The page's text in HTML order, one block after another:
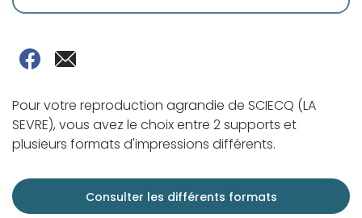
Pour votre reproduction agrandie de SCIECQ (LA
SEVRE), vous avez le choix entre 2 supports et
plusieurs formats d'impressions différents.
Consulter les différents formats